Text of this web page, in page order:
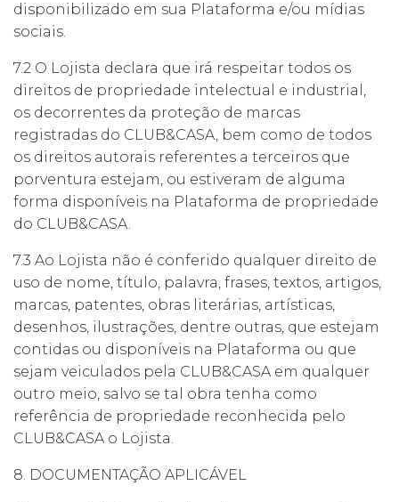
disponibilizado em sua Plataforma e/ou mídias
sociais.
7.2 O Lojista declara que irá respeitar todos os
direitos de propriedade intelectual e industrial,
os decorrentes da proteção de marcas
registradas do CLUB&CASA, bem como de todos
os direitos autorais referentes a terceiros que
porventura estejam, ou estiveram de alguma
forma disponíveis na Plataforma de propriedade
do CLUB&CASA.
7.3 Ao Lojista não é conferido qualquer direito de
uso de nome, título, palavra, frases, textos, artigos,
marcas, patentes, obras literárias, artísticas,
desenhos, ilustrações, dentre outras, que estejam
contidas ou disponíveis na Plataforma ou que
sejam veiculados pela CLUB&CASA em qualquer
outro meio, salvo se tal obra tenha como
referência de propriedade reconhecida pelo
CLUB&CASA o Lojista.
8. DOCUMENTAÇÃO APLICÁVEL